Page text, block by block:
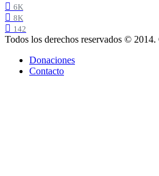
6K
8K
142
Todos los derechos reservados ©
Donaciones
Contacto